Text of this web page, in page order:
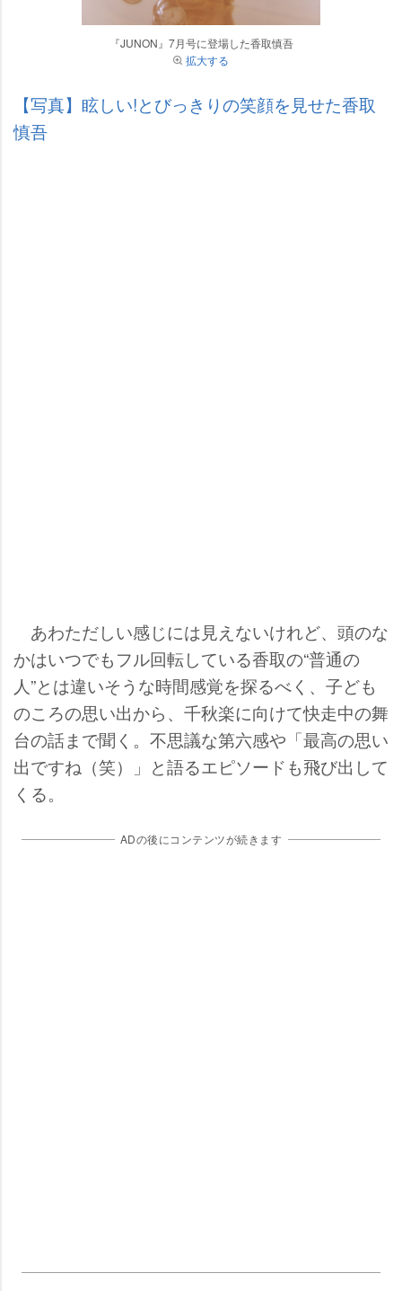
『JUNON』7月号に登場した香取慎吾
拡大する
【写真】眩しい!とびっきりの笑顔を見せた香取
慎吾
あわただしい感じには見えないけれど、頭のな
かはいつでもフル回転している香取の“普通の
人”とは違いそうな時間感覚を探るべく、子ども
のころの思い出から、千秋楽に向けて快走中の舞
台の話まで聞く。不思議な第六感や「最高の思い
出ですね（笑）」と語るエピソードも飛び出して
くる。
ADの後にコンテンツが続きます